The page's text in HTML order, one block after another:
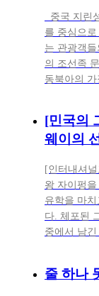
중국 지린
를 중심으
는 관광객
의 조선족
동북아의 가
[민국의
웨이의
[인터내셔
왕 자이펑
유학을 마
다. 체포된
중에서 남
줄 하나